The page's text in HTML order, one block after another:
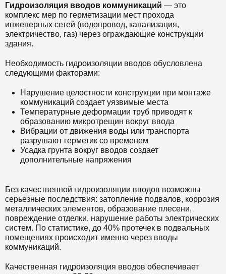
Гидроизоляция вводов коммуникаций — это
комплекс мер по герметизации мест прохода
инженерных сетей (водопровод, канализация,
электричество, газ) через ограждающие конструкции
здания.
Необходимость гидроизоляции вводов обусловлена
следующими факторами:
Нарушение целостности конструкции при монтаже
коммуникаций создает уязвимые места
Температурные деформации труб приводят к
образованию микротрещин вокруг ввода
Вибрации от движения воды или транспорта
разрушают герметик со временем
Усадка грунта вокруг вводов создает
дополнительные напряжения
Без качественной гидроизоляции вводов возможны
серьезные последствия: затопление подвалов, коррозия
металлических элементов, образование плесени,
повреждение отделки, нарушение работы электрических
систем. По статистике, до 40% протечек в подвальных
помещениях происходит именно через вводы
коммуникаций.
Качественная гидроизоляция вводов обеспечивает